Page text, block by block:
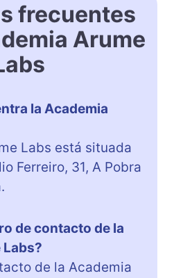
frecuentes
Arume
la Academia
Labs está situada
Ferreiro, 31, A Pobra
de contacto de la
de la Academia